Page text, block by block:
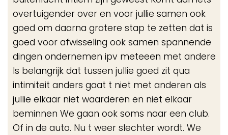
overtuigender over en voor jullie samen ook
goed om daarna grotere stap te zetten dat is
goed voor afwisseling ook samen spannende
dingen ondernemen ipv meteeen met andere
Is belangrijk dat tussen jullie goed zit qua
intimiteit anders gaat t niet met anderen als
jullie elkaar niet waarderen en niet elkaar
beminnen We gaan ook soms naar een club.
Of in de auto. Nu t weer slechter wordt. We